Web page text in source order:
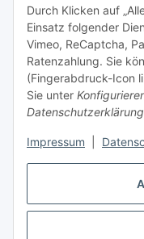
Durch Klicken auf
Einsatz folgender
Vimeo, ReCaptcha,
Ratenzahlung. Sie
(Fingerabdruck-Icon
Sie unter
Datenschutzerklärung
Impressum
Unsere Seiten
Social Media
* Alle Preise inkl.